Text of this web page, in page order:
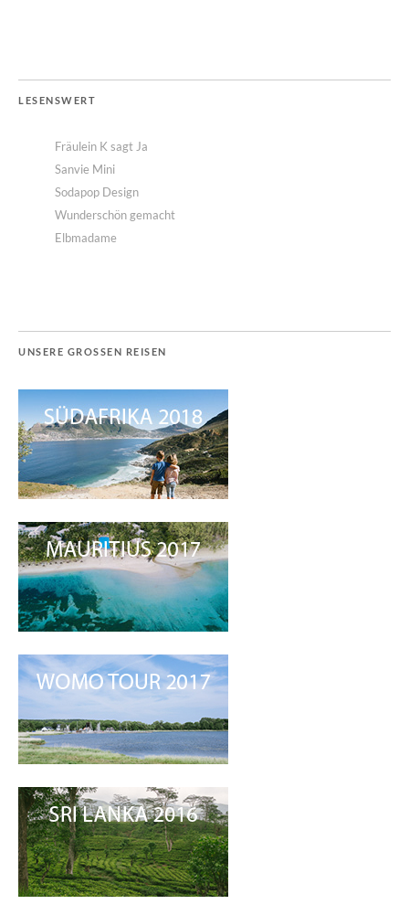
LESENSWERT
Fräulein K sagt Ja
Sanvie Mini
Sodapop Design
Wunderschön gemacht
Elbmadame
UNSERE GROSSEN REISEN